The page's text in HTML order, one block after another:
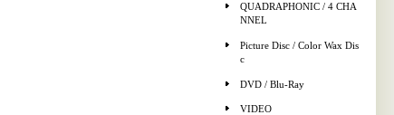
QUADRAPHONIC / 4 CHA
NNEL
Picture Disc / Color Wax Dis
c
DVD / Blu-Ray
VIDEO